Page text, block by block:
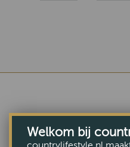
Welkom bij